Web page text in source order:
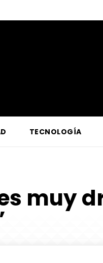
TECNOLOGÍA
muy